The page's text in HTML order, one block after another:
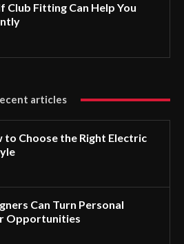
Club Fitting Can Help You
articles
to Choose the Right Electric
Can Turn Personal
Opportunities